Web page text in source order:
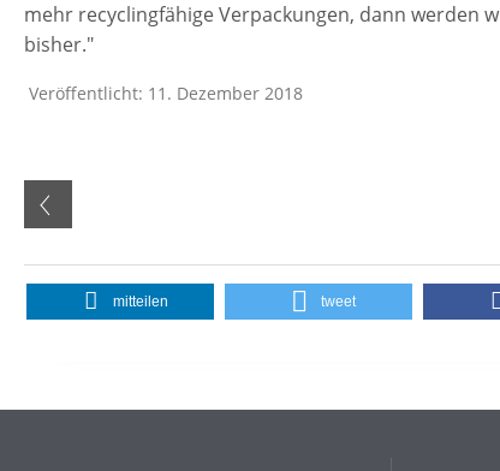
mehr recyclingfähige Verpackungen, dann werden
bisher."
Veröffentlicht: 11. Dezember 2018
mitteilen tweet